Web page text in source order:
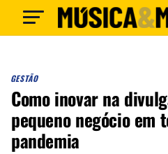
GESTÃO
Como inovar na
pequeno negócio em
pandemia